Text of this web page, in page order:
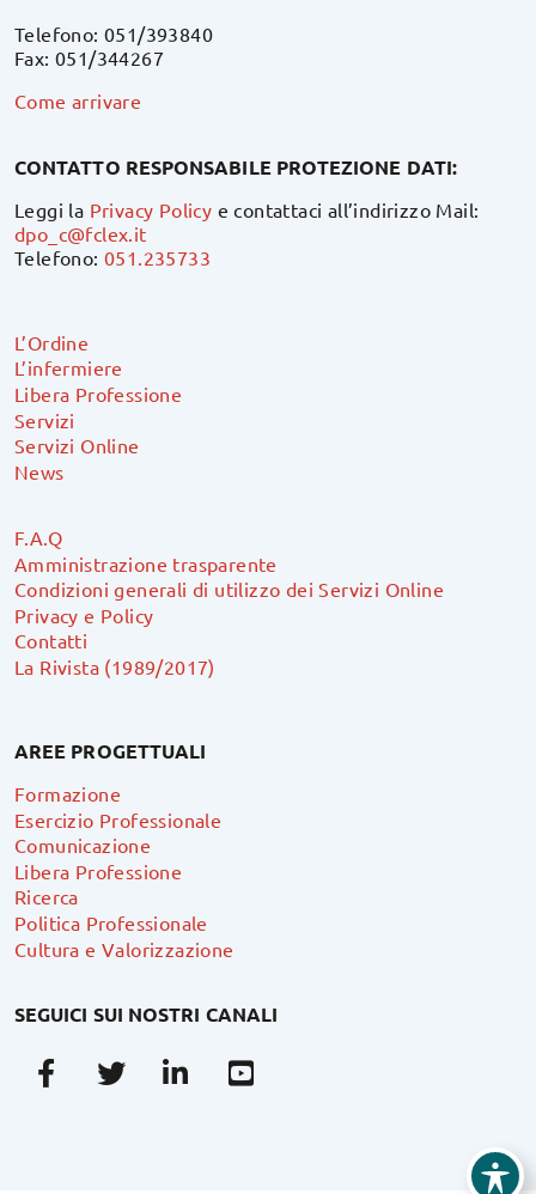
Telefono: 051/393840
Fax: 051/344267
Come arrivare
CONTATTO RESPONSABILE PROTEZIONE DATI:
Leggi la Privacy Policy e contattaci all’indirizzo Mail:
dpo_c@fclex.it
Telefono:051.235733
L’Ordine
L’infermiere
Libera Professione
Servizi
Servizi Online
News
F.A.Q
Amministrazione trasparente
Condizioni generali di utilizzo dei Servizi Online
Privacy e Policy
Contatti
La Rivista (1989/2017)
AREE PROGETTUALI
Formazione
Esercizio Professionale
Comunicazione
Libera Professione
Ricerca
Politica Professionale
Cultura e Valorizzazione
SEGUICI SUI NOSTRI CANALI
FacebookTwitterLinkedin